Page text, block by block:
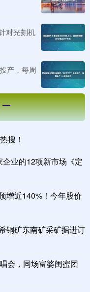
对光刻机
产，每周
搜！
业的12项新市场《定
增近140%！今年股价
铜矿东南矿采矿掘进订
会，同场富婆闺蜜团